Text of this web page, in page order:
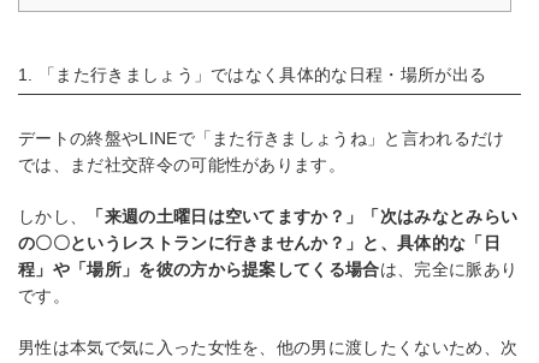
1. 「また行きましょう」ではなく具体的な日程・場所が出る
デートの終盤やLINEで「また行きましょうね」と言われるだけ
では、まだ社交辞令の可能性があります。
しかし、
「来週の土曜日は空いてますか？」「次はみなとみらい
の〇〇というレストランに行きませんか？」と、具体的な「日
程」や「場所」を彼の方から提案してくる場合は、完全に脈あり
です。
男性は本気で気に入った女性を、他の男に渡したくないため、次